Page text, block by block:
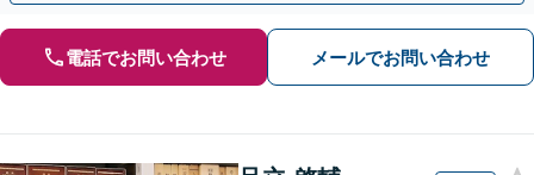
電話でお問い合わせ メールでお問い合わせ